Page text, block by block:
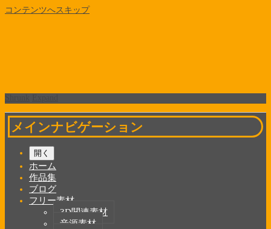
コンテンツへスキップ
メインナビゲーション
開く
ホーム
作品集
ブログ
フリー素材
3D関連素材
音源素材